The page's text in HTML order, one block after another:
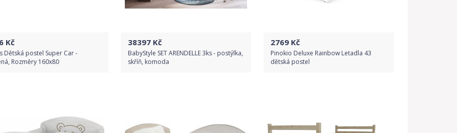
Kč
Dětská postel Super Car -
Rozměry 160x80
Detail produktu
38397 Kč
BabyStyle SET ARENDELLE 3ks - postýlka,
skříň, komoda
2769 Kč
Pinokio Deluxe Rainbow Letadla 43
dětská postel